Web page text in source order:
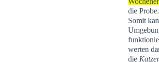
die
Somit
werten
die